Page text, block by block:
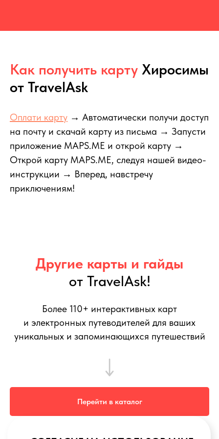
Как получить карту Хиросимы
от TravelAsk
Оплати карту → Автоматически получи доступ
на почту и скачай карту из письма → Запусти
приложение MAPS.ME и открой карту →
Открой карту MAPS.ME, следуя нашей видео-
инструкции → Вперед, навстречу
приключениям!
Другие карты и гайды
от TravelAsk!
Более 110+ интерактивных карт
и электронных путеводителей для ваших
уникальных и запоминающихся путешествий
Перейти в каталог